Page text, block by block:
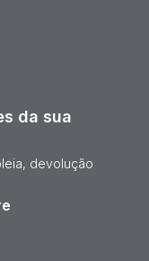
da sua
devolução